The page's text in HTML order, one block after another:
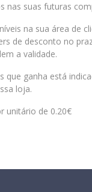
nas suas futuras
na sua área de
de desconto no
a validade.
que ganha está
loja.
unitário de 0.20€